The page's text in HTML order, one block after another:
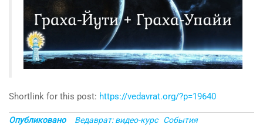
Shortlink for this post: https://vedavrat.org/?p=19640
Опубликовано Ведаврат: видео-курс
События